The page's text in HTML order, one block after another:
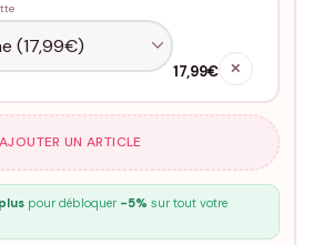
17,99€ ✕
UN ARTICLE
pour débloquer -5% sur tout votre